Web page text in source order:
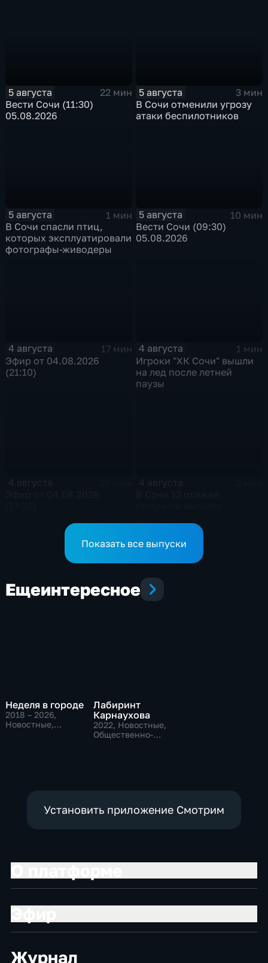
5 августа
22 мин
Вести Сочи (11:30)
05.08.2026
5 августа
3 мин
В Сочи отменили угрозу
атаки беспилотников
5 августа
1 мин
В Сочи спасли птиц,
которых эксплуатировали
фотографы-живодеры
5 августа
10 мин
Вести Сочи (09:30)
05.08.2026
4 августа
17 мин
Эфир от 04.08.2026
(21:10)
4 августа
1 мин
Игроки "ХК Сочи" вышли
на лед после летней
паузы
Показать все выпуски
Ещеинтересное
Неделя в городе
2018 – 2026,
Новостные,
Лабиринт
Карнаухова
2022, Новостные,
Общественно-
Установить приложение Смотрим
Журнал